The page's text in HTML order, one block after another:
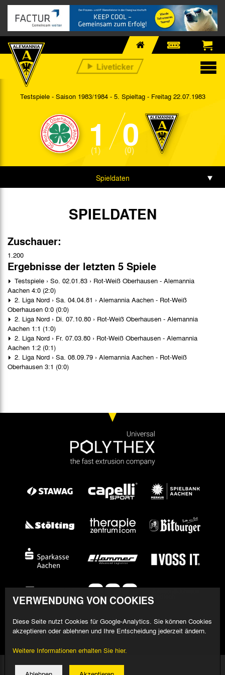
Testspiele - Saison 1983/1984 - 5. Spieltag - Freitag 22.07.1983
1
(1) 0
(0)
Spieldaten
SPIELDATEN
Zuschauer:
1.200
Ergebnisse der letzten 5 Spiele
Testspiele › So. 02.01.83 › Rot-Weiß Oberhausen - Alemannia
Aachen 4:0 (2:0)
2. Liga Nord › Sa. 04.04.81 › Alemannia Aachen - Rot-Weiß
Oberhausen 0:0 (0:0)
2. Liga Nord › Di. 07.10.80 › Rot-Weiß Oberhausen - Alemannia
Aachen 1:1 (1:0)
2. Liga Nord › Fr. 07.03.80 › Rot-Weiß Oberhausen - Alemannia
Aachen 1:2 (0:1)
2. Liga Nord › Sa. 08.09.79 › Alemannia Aachen - Rot-Weiß
Oberhausen 3:1 (0:0)
© 2026 Alemannia Aachen - Alle Rechte vorbehalten
VERWENDUNG VON COOKIES
Diese Seite nutzt Cookies für Google-Analytics. Sie können Cookies
akzeptieren oder ablehnen und Ihre Entscheidung jederzeit ändern.
Weitere Informationen erhalten Sie hier.